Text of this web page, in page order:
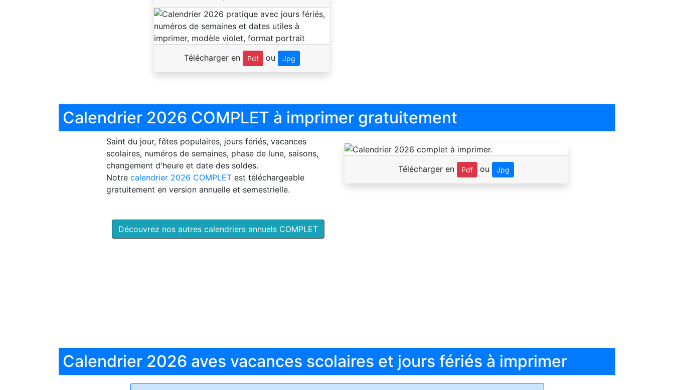
Télécharger en Pdf ou Jpg
Calendrier 2026 COMPLET à imprimer gratuitement
Saint du jour, fêtes populaires, jours fériés, vacances
scolaires, numéros de semaines, phase de lune, saisons,
changement d'heure et date des soldes.
Notre calendrier 2026 COMPLET est téléchargeable
gratuitement en version annuelle et semestrielle.
Découvrez nos autres calendriers annuels COMPLET
Télécharger en Pdf ou Jpg
Calendrier 2026 aves vacances scolaires et jours fériés à imprimer